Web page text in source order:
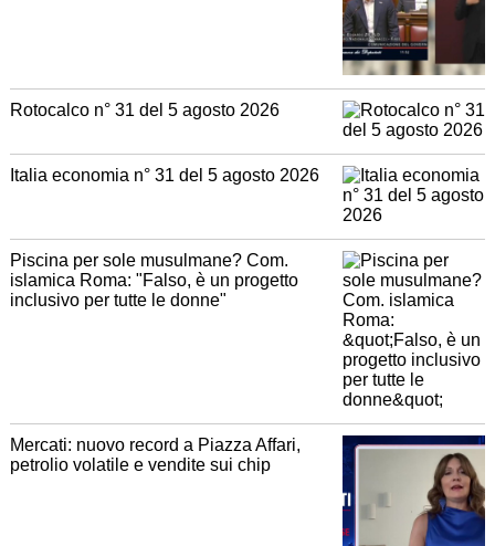
Rotocalco n° 31 del 5 agosto 2026
Italia economia n° 31 del 5 agosto 2026
Piscina per sole musulmane? Com.
islamica Roma: "Falso, è un progetto
inclusivo per tutte le donne"
Mercati: nuovo record a Piazza Affari,
petrolio volatile e vendite sui chip